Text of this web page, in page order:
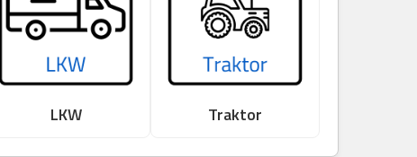
LKW Traktor